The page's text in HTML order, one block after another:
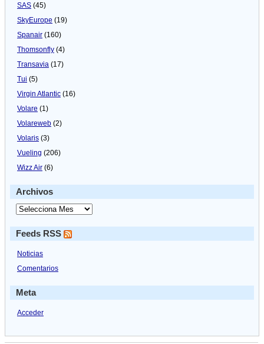
SAS (45)
SkyEurope (19)
Spanair (160)
Thomsonfly (4)
Transavia (17)
Tui (5)
Virgin Atlantic (16)
Volare (1)
Volareweb (2)
Volaris (3)
Vueling (206)
Wizz Air (6)
Archivos
Feeds RSS
Noticias
Comentarios
Meta
Acceder